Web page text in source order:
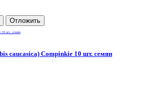
Отложить
caucasica) Compinkie 10 шт. семян